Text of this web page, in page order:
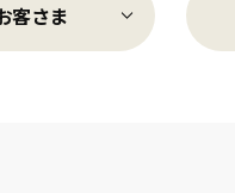
客さま